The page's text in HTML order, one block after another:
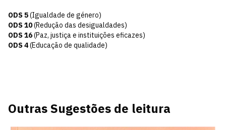
ODS 5(Igualdade de género)
ODS 10(Redução das desigualdades)
ODS 16(Paz, justiça e instituições eficazes)
ODS 4(Educação de qualidade)
Outras Sugestões de leitura